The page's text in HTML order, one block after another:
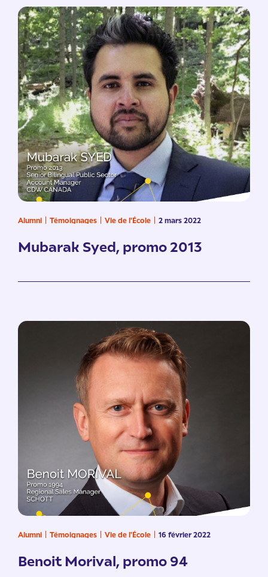
Alumni Témoignages Vie de l'École 2 mars 2022
Mubarak Syed, promo 2013
Alumni Témoignages Vie de l'École 16 février 2022
Benoit Morival, promo 94